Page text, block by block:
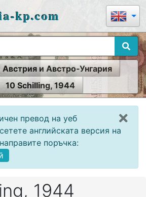
kp.com
Австрия и Австро-Унгария
10 Schilling, 1944
превод на уеб
английската версия на
поръчка:
1944